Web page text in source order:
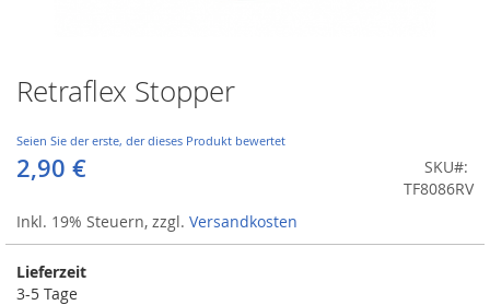
Retraflex Stopper
Seien Sie der erste, der dieses Produkt bewertet
2,90 €
Inkl. 19% Steuern, zzgl. Versandkosten
SKU
TF8086RV
Lieferzeit
3-5 Tage
Zum
Anfang
Bildergalerie
springen